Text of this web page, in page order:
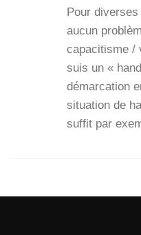
Pour
aucun
capa­ci­tisme /
suis un «
démar­ca­tion
situa­tion de
suf­fit par